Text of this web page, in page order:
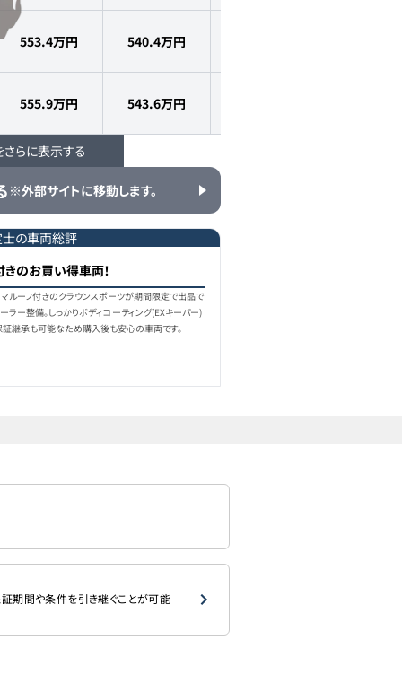
553.4万円 540.4万円
555.9万円 543.6万円
558万円 549万円
562.1万円 550万円
565.5万円 557万円
らに表示する
※外部サイトに移動します。
の車両総評
のお買い得車両！
ルーフ付きのクラウンスポーツが期間限定で出品で
ラー整備。しっかりボディコーティング(EXキーパー)
証継承も可能なため購入後も安心の車両です。
期間や条件を引き継ぐことが可能